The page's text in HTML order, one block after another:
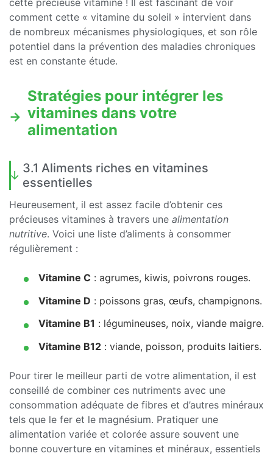
cette précieuse vitamine ! Il est fascinant de voir
comment cette « vitamine du soleil » intervient dans
de nombreux mécanismes physiologiques, et son rôle
potentiel dans la prévention des maladies chroniques
est en constante étude.
Stratégies pour intégrer les
vitamines dans votre
alimentation
3.1 Aliments riches en vitamines
essentielles
Heureusement, il est assez facile d’obtenir ces
précieuses vitamines à travers une alimentation
nutritive. Voici une liste d’aliments à consommer
régulièrement :
Vitamine C : agrumes, kiwis, poivrons rouges.
Vitamine D : poissons gras, œufs, champignons.
Vitamine B1 : légumineuses, noix, viande maigre.
Vitamine B12 : viande, poisson, produits laitiers.
Pour tirer le meilleur parti de votre alimentation, il est
conseillé de combiner ces nutriments avec une
consommation adéquate de fibres et d’autres minéraux
tels que le fer et le magnésium. Pratiquer une
alimentation variée et colorée assure souvent une
bonne couverture en vitamines et minéraux, essentiels